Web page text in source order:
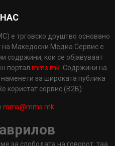
е трговско друштво основано
на Македоски Медиа Сервис е
содржини, кои се објавуваат
портал mms.mk . Содржини на
за широката публика
користат сервис (B2B).
mms@mms.mk
за слободата на говорот, таа